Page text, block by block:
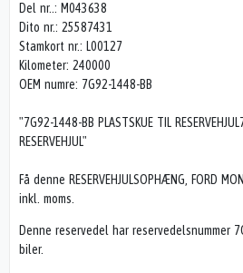
Del nr..: M043638
Dito nr.: 25587431
Stamkort nr.: L00127
Kilometer: 240000
OEM numre: 7G92-1448-BB
"7G92-1448-BB PLASTSKUE TIL
RESERVEHJUL"
Få denne RESERVEHJULSOPHÆNG, FORD
inkl. moms.
Denne reservedel har reservedelsnummer
biler.